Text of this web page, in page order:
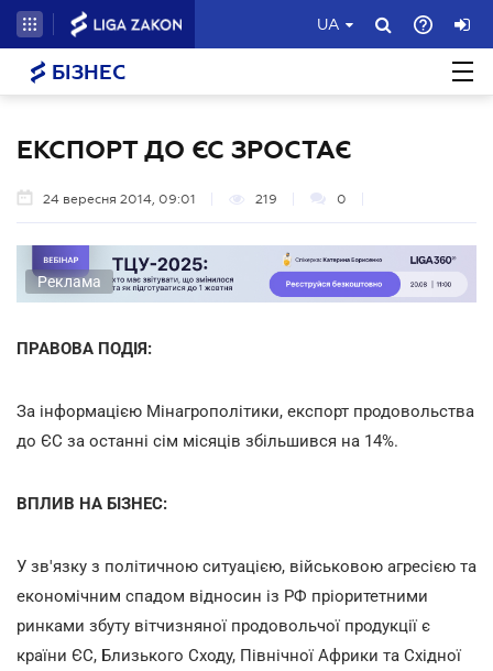
UA
БІЗНЕС
ЕКСПОРТ ДО ЄС ЗРОСТАЄ
24 вересня 2014, 09:01 219 0
Реклама
ПРАВОВА ПОДІЯ:
За інформацією Мінагрополітики, експорт продовольства
до ЄС за останні сім місяців збільшився на 14%.
ВПЛИВ НА БІЗНЕС:
У зв'язку з політичною ситуацією, військовою агресією та
економічним спадом відносин із РФ пріоритетними
ринками збуту вітчизняної продовольчої продукції є
країни ЄС, Близького Сходу, Північної Африки та Східної